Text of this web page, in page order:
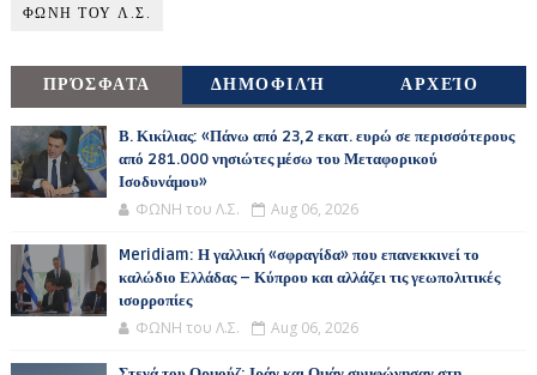
ΦΩΝΗ ΤΟΥ Λ.Σ.
ΠΡΌΣΦΑΤΑ ΔΗΜΟΦΙΛΉ ΑΡΧΕΊΟ
Β. Κικίλιας: «Πάνω από 23,2 εκατ. ευρώ σε περισσότερους
από 281.000 νησιώτες μέσω του Μεταφορικού
Ισοδυνάμου»
ΦΩΝΗ του Λ.Σ. Aug 06, 2026
Meridiam: Η γαλλική «σφραγίδα» που επανεκκινεί το
καλώδιο Ελλάδας – Κύπρου και αλλάζει τις γεωπολιτικές
ισορροπίες
ΦΩΝΗ του Λ.Σ. Aug 06, 2026